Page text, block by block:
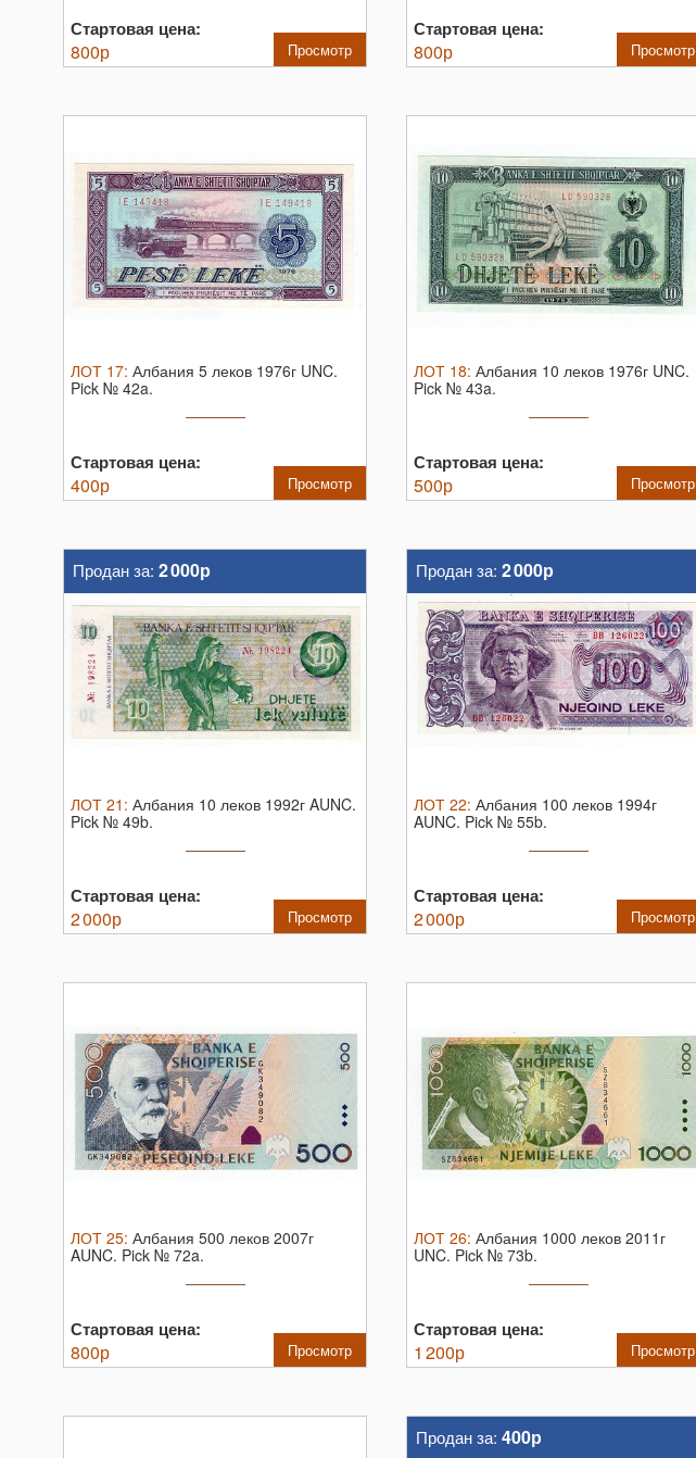
Стартовая цена:
800р Просмотр
Стартовая цена:
800р Просмотр
ЛОТ 17: Албания 5 леков 1976г UNC.
Pick № 42a.
Стартовая цена:
400р Просмотр
ЛОТ 18: Албания 10 леков 1976г UNC.
Pick № 43a.
Стартовая цена:
500р Просмотр
Продан за: 2 000р
ЛОТ 21 : Албания 10 леков 1992г AUNC.
Pick № 49b.
Стартовая цена:
2 000р Просмотр
Продан за: 2 000р
ЛОТ 22: Албания 100 леков 1994г
AUNC. Pick № 55b.
Стартовая цена:
2 000р Просмотр
ЛОТ 25: Албания 500 леков 2007г
AUNC. Pick № 72a.
Стартовая цена:
800р Просмотр
ЛОТ 26: Албания 1000 леков 2011г
UNC. Pick № 73b.
Стартовая цена:
1 200р Просмотр
Продан за: 400р